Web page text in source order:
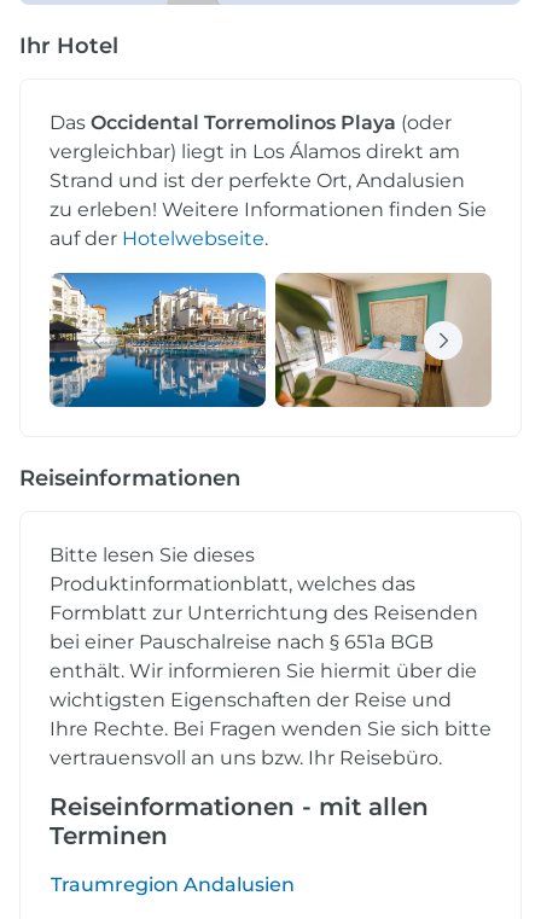
Ihr Hotel
Das Occidental Torremolinos Playa (oder
vergleichbar) liegt in Los Álamos direkt am
Strand und ist der perfekte Ort, Andalusien
zu erleben! Weitere Informationen finden Sie
auf der Hotelwebseite.
Reiseinformationen
Bitte lesen Sie dieses
Produktinformationblatt, welches das
Formblatt zur Unterrichtung des Reisenden
bei einer Pauschalreise nach § 651a BGB
enthält. Wir informieren Sie hiermit über die
wichtigsten Eigenschaften der Reise und
Ihre Rechte. Bei Fragen wenden Sie sich bitte
vertrauensvoll an uns bzw. Ihr Reisebüro.
Reiseinformationen - mit allen
Terminen
Traumregion Andalusien